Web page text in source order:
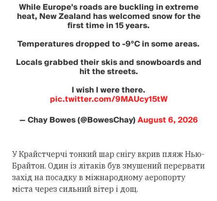
While Europe's roads are buckling in extreme
heat, New Zealand has welcomed snow for the
first time in 15 years.
Temperatures dropped to -9°C in some areas.
Locals grabbed their skis and snowboards and
hit the streets.
I wish I were there.
pic.twitter.com/9MAUcy15tW
— Chay Bowes (@BowesChay)August 6, 2026
У Крайстчерчі тонкий шар снігу вкрив пляж Нью-
Брайтон. Один із літаків був змушений перервати
захід на посадку в міжнародному аеропорту
міста через сильний вітер і дощ.